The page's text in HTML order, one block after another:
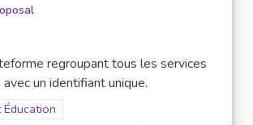
regroupant tous les services
avec un identifiant unique.
scope: Numérique et Éducation